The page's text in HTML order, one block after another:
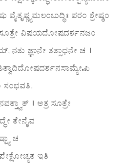
ಪರಂ ಶ್ರೇಷ್ಠಂ
ವಿಷಯದೋಷದರ್ಶನಜಂ
ನತು ಜ್ಞಾನೇ ತತ್ಸಾಧನೇ ಚ ।
ಸಂಭವತಿ,
। ಅತ್ರ ಸೂತ್ರೇ
ತೇನೈವ
ಚ
ಇತಿ